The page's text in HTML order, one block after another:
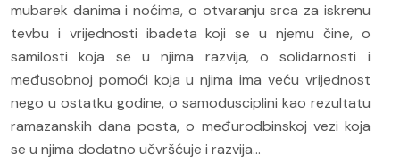
mubarek danima i noćima, o otvaranju srca za iskrenu
tevbu i vrijednosti ibadeta koji se u njemu čine, o
samilosti koja se u njima razvija, o solidarnosti i
međusobnoj pomoći koja u njima ima veću vrijednost
nego u ostatku godine, o samodusciplini kao rezultatu
ramazanskih dana posta, o međurodbinskoj vezi koja
se u njima dodatno učvršćuje i razvija...